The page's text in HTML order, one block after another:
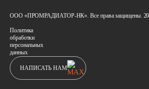
ООО «ПРОМРАДИАТОР-НК». Все права защищены.
Политика
обработки
персональных
данных
НАПИСАТЬ НАМ